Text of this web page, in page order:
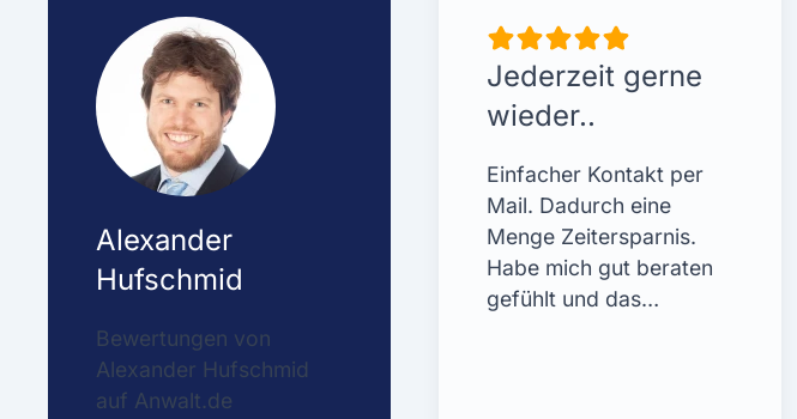
Alexander
Hufschmid
Bewertungen von
Alexander Hufschmid
auf Anwalt.de
Jederzeit gerne
wieder..
Einfacher Kontakt per
Mail. Dadurch eine
Menge Zeitersparnis.
Habe mich gut beraten
gefühlt und das…